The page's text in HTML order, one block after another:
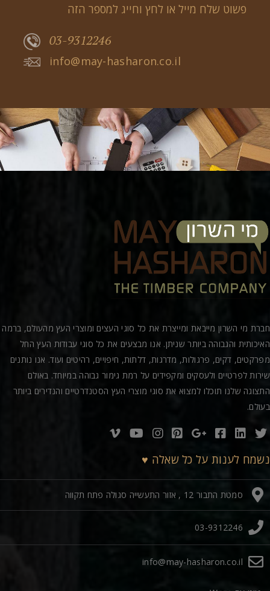
פשוט שלח מייל או לחץ וחייג למספר הזה
03-9312246
info@may-hasharon.co.il
חברת מי השרון מייבאת ומייצרת את כל סוגי העצים ומוצרי העץ מהעולם, ברמה
האיכותית והגבוהה ביותר שניתן. אנו מבצעים את כל סוגי עבודות העץ החל
מפרקטים, דקים, פרגולות, מדרגות, דלתות, חיפויים, רהיטים ועוד. אנו נותנים
שירות לפרטיים ולעסקים ומקפידים על רמת גימור גבוהה במיוחד. באולם
התצוגה שלנו תוכלו למצוא את סוגי מוצרי העץ הסטנדרטיים והנדירים ביותר
בעולם.
נשמח לענות על כל שאלה ♥
סמטת התבור 12 , אזור התעשייה סגולה פתח תקווה
03-9312246
info@may-hasharon.co.il